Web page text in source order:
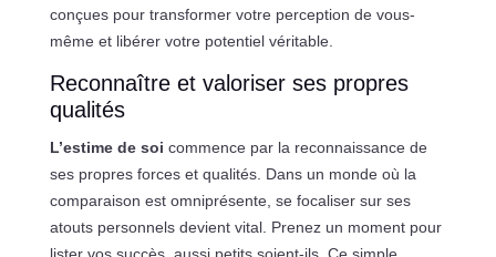
conçues pour transformer votre perception de vous-
même et libérer votre potentiel véritable.
Reconnaître et valoriser ses propres
qualités
L’estime de soi commence par la reconnaissance de
ses propres forces et qualités. Dans un monde où la
comparaison est omniprésente, se focaliser sur ses
atouts personnels devient vital. Prenez un moment pour